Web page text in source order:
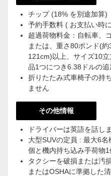
チップ (18% を別途加算)
予約手数料 ( お支払い時
超過荷物料金：自転車、
または、重さ80ポンド(
121cm)以上、サイズ10
品1つにつき6.38ドルの追
折りたたみ式車椅子の持
ません
その他情報
ドライバーは英語を話しま
大型SUVの定員 : 最大6
個と機内持ち込み手荷物1
タクシーを破損または汚
またはOSHAに準拠した